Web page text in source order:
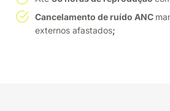
Cancelamento de ruído ANC
externos afastados;